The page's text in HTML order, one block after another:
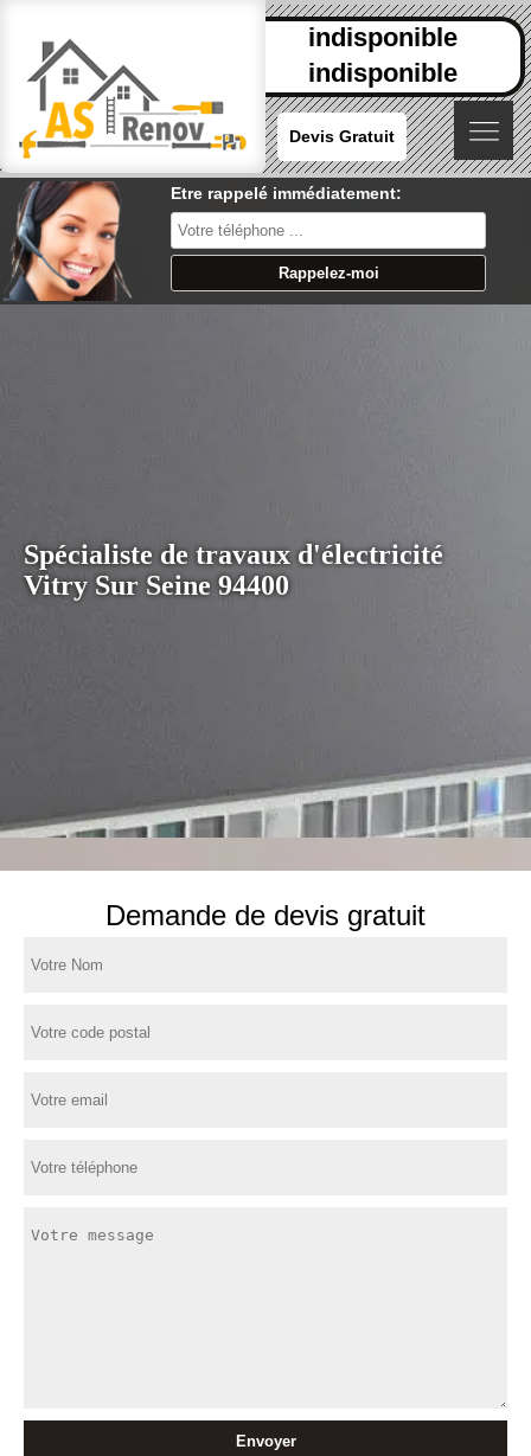
indisponible
indisponible
Devis Gratuit
Etre rappelé immédiatement:
Spécialiste de travaux d'électricité
Vitry Sur Seine 94400
Demande de devis gratuit